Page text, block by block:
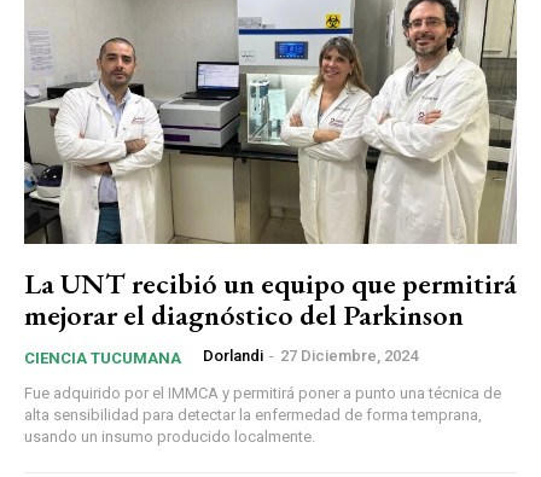
La UNT recibió un equipo que permitirá
mejorar el diagnóstico del Parkinson
CIENCIA TUCUMANA Dorlandi - 27 Diciembre, 2024
Fue adquirido por el IMMCA y permitirá poner a punto una técnica de
alta sensibilidad para detectar la enfermedad de forma temprana,
usando un insumo producido localmente.